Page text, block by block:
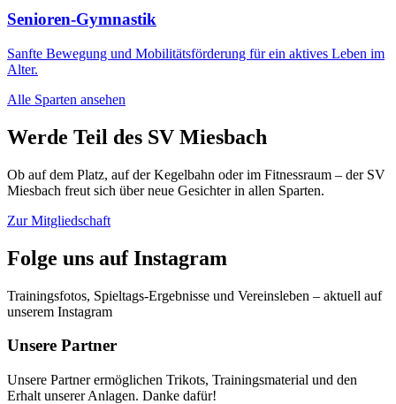
Senioren-Gymnastik
Sanfte Bewegung und Mobilitätsförderung für ein aktives Leben im
Alter.
Alle Sparten ansehen
Werde Teil des SV Miesbach
Ob auf dem Platz, auf der Kegelbahn oder im Fitnessraum – der SV
Miesbach freut sich über neue Gesichter in allen Sparten.
Zur Mitgliedschaft
Folge uns auf Instagram
Trainingsfotos, Spieltags-Ergebnisse und Vereinsleben – aktuell auf
unserem Instagram
Unsere Partner
Unsere Partner ermöglichen Trikots, Trainingsmaterial und den
Erhalt unserer Anlagen. Danke dafür!